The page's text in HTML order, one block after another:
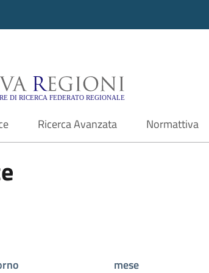
- Motore
Ricerca Avanzata Normattiva
mese